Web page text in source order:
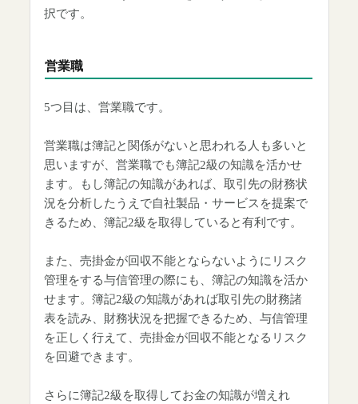
択です。
営業職
5つ目は、営業職です。
営業職は簿記と関係がないと思われる人も多いと
思いますが、営業職でも簿記2級の知識を活かせ
ます。もし簿記の知識があれば、取引先の財務状
況を分析したうえで自社製品・サービスを提案で
きるため、簿記2級を取得していると有利です。
また、売掛金が回収不能とならないようにリスク
管理をする与信管理の際にも、簿記の知識を活か
せます。簿記2級の知識があれば取引先の財務諸
表を読み、財務状況を把握できるため、与信管理
を正しく行えて、売掛金が回収不能となるリスク
を回避できます。
さらに簿記2級を取得してお金の知識が増えれ